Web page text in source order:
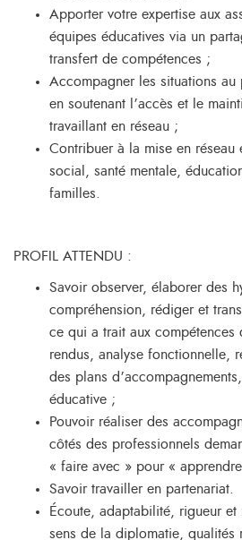
Apporter votre expertise aux
équipes éducatives via un
transfert de compétences ;
Accompagner les situations au
en soutenant l’accès et le
travaillant en réseau ;
Contribuer à la mise en réseau
social, santé mentale,
familles.
PROFIL ATTENDU :
Savoir observer, élaborer des
compréhension, rédiger et
ce qui a trait aux compétences
rendus, analyse fonctionnelle,
des plans
éducative ;
Pouvoir réaliser des
côtés des professionnels
« faire avec » pour «
Savoir travailler en partenariat.
Écoute, adaptabilité, rigueur et
sens de la diplomatie, qualités